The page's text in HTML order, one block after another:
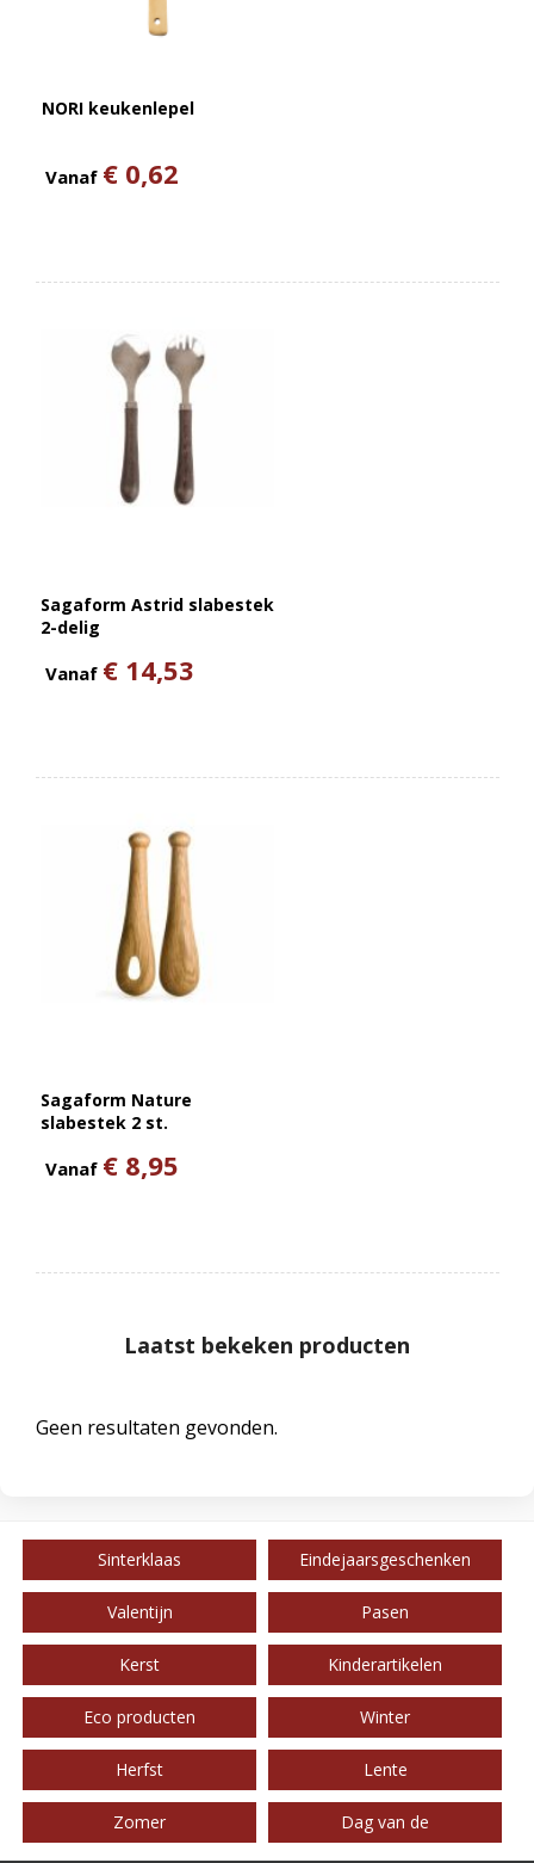
NORI keukenlepel
Vanaf € 0,62
Sagaform Astrid slabestek
2-delig
Vanaf € 14,53
Sagaform Nature
slabestek 2 st.
Vanaf € 8,95
Laatst bekeken producten
Geen resultaten gevonden.
Sinterklaas Eindejaarsgeschenken
Valentijn Pasen
Kerst Kinderartikelen
Eco producten Winter
Herfst Lente
Zomer Dag van de